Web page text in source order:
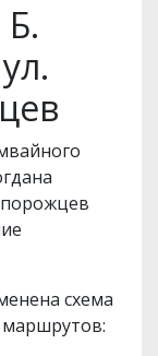
схема
маршрутов: